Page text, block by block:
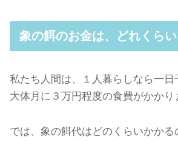
象の餌のお金は、どれくらい
私たち人間は、１人暮らしなら一日
大体月に３万円程度の食費がかかり
では、象の餌代はどのくらいかか